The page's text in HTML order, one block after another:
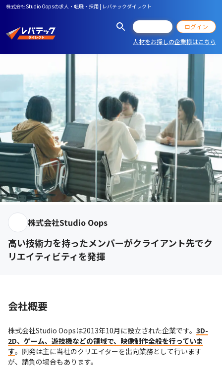
株式会社Studio Oopsの求人・転職・採用 | レバテックダイレクト
ログイン
人材をお探しの企業様はこちら
株式会社Studio Oops
高い技術力を持ったメンバーがクライアント先でク
リエイティビティを発揮
会社概要
株式会社Studio Oopsは2013年10月に設立された企業です。 3D-
2D、ゲーム、遊技機などの領域で、映像制作全般を行っていま
す。開発は主に当社のクリエイターを出向業務として行います
が、請負の場合もあります。